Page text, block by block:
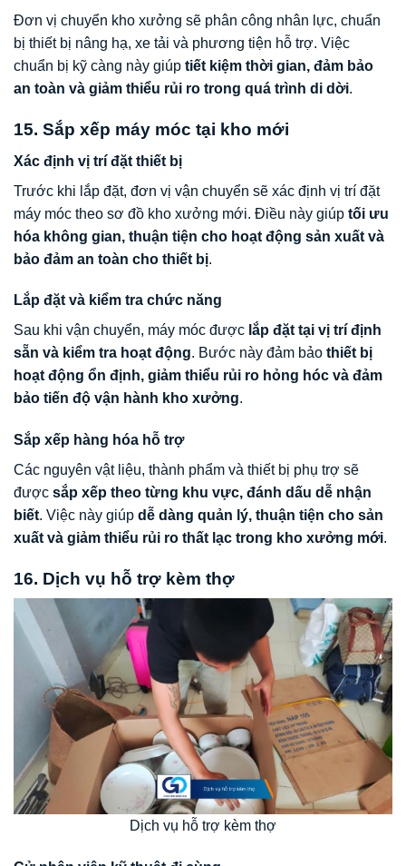
Đơn vị chuyển kho xưởng sẽ phân công nhân lực, chuẩn
bị thiết bị nâng hạ, xe tải và phương tiện hỗ trợ. Việc
chuẩn bị kỹ càng này giúp tiết kiệm thời gian, đảm bảo
an toàn và giảm thiểu rủi ro trong quá trình di dời.
15. Sắp xếp máy móc tại kho mới
Xác định vị trí đặt thiết bị
Trước khi lắp đặt, đơn vị vận chuyển sẽ xác định vị trí đặt
máy móc theo sơ đồ kho xưởng mới. Điều này giúp tối ưu
hóa không gian, thuận tiện cho hoạt động sản xuất và
bảo đảm an toàn cho thiết bị.
Lắp đặt và kiểm tra chức năng
Sau khi vận chuyển, máy móc được lắp đặt tại vị trí định
sẵn và kiểm tra hoạt động. Bước này đảm bảo thiết bị
hoạt động ổn định, giảm thiểu rủi ro hỏng hóc và đảm
bảo tiến độ vận hành kho xưởng.
Sắp xếp hàng hóa hỗ trợ
Các nguyên vật liệu, thành phẩm và thiết bị phụ trợ sẽ
được sắp xếp theo từng khu vực, đánh dấu dễ nhận
biết. Việc này giúp dễ dàng quản lý, thuận tiện cho sản
xuất và giảm thiểu rủi ro thất lạc trong kho xưởng mới.
16. Dịch vụ hỗ trợ kèm thợ
Dịch vụ hỗ trợ kèm thợ